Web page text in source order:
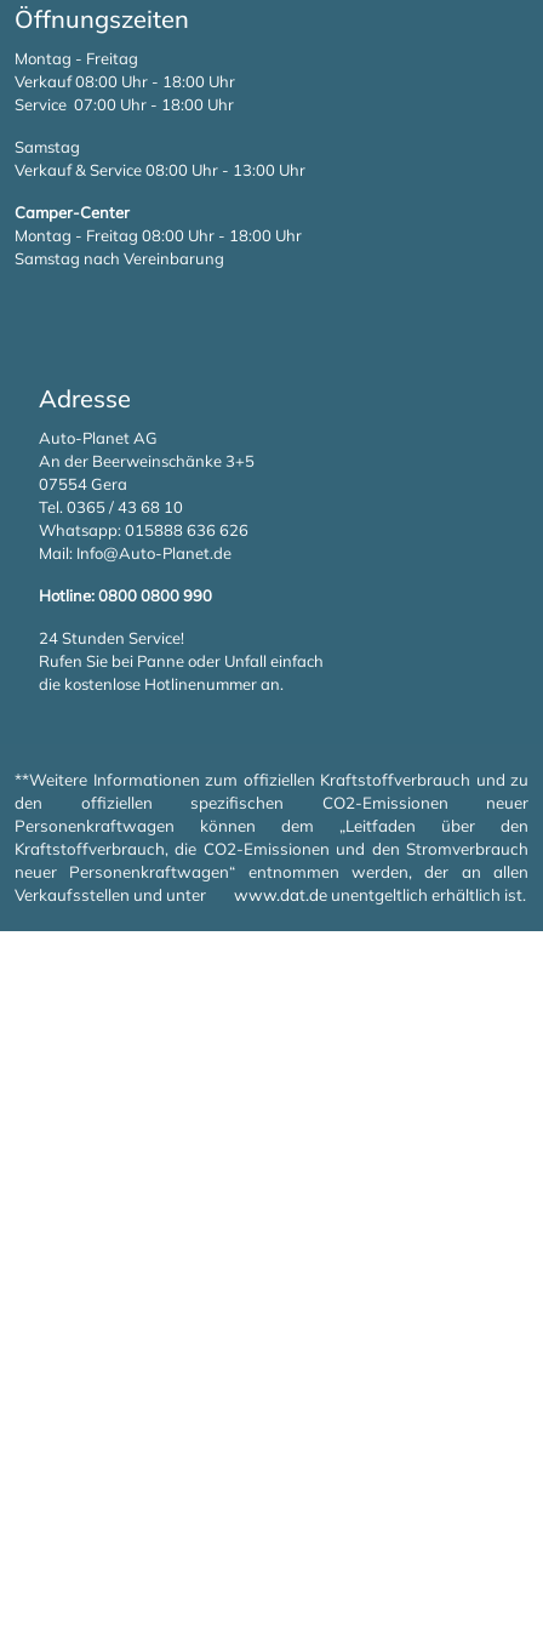
Öffnungszeiten
Montag - Freitag
Verkauf 08:00 Uhr - 18:00 Uhr
Service 07:00 Uhr - 18:00 Uhr
Samstag
Verkauf & Service 08:00 Uhr - 13:00 Uhr
Camper-Center
Montag - Freitag 08:00 Uhr - 18:00 Uhr
Samstag nach Vereinbarung
Adresse
Auto-Planet AG
An der Beerweinschänke 3+5
07554 Gera
Tel. 0365 / 43 68 10
Whatsapp: 015888 636 626
Mail: Info@Auto-Planet.de
Hotline: 0800 0800 990
24 Stunden Service!
Rufen Sie bei Panne oder Unfall einfach
die kostenlose Hotlinenummer an.
**Weitere Informationen zum offiziellen Kraftstoffverbrauch und zu
den offiziellen spezifischen CO2-Emissionen neuer
Personenkraftwagen können dem „Leitfaden über den
Kraftstoffverbrauch, die CO2-Emissionen und den Stromverbrauch
neuer Personenkraftwagen“ entnommen werden, der an allen
Verkaufsstellen und unter
www.dat.deunentgeltlich erhältlich ist.